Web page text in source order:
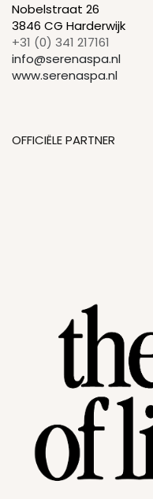
Nobelstraat 26
3846 CG Harderwijk
+31 (0) 341 217161
info@serenaspa.nl
www.serenaspa.nl
OFFICIËLE PARTNER